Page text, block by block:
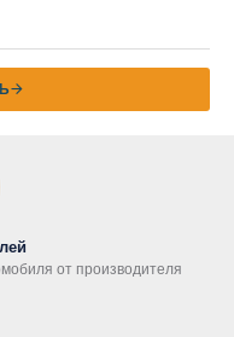
от производителя